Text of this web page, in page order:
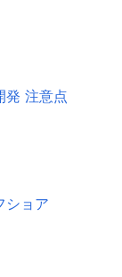
発 注意点
ショア